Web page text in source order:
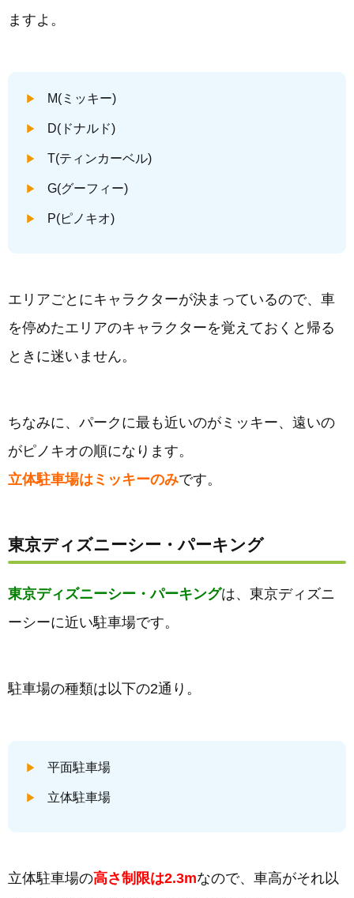
ますよ。
M(ミッキー)
D(ドナルド)
T(ティンカーベル)
G(グーフィー)
P(ピノキオ)
エリアごとにキャラクターが決まっているので、車
を停めたエリアのキャラクターを覚えておくと帰る
ときに迷いません。
ちなみに、パークに最も近いのがミッキー、遠いの
がピノキオの順になります。
立体駐車場はミッキーのみです。
東京ディズニーシー・パーキング
東京ディズニーシー・パーキングは、東京ディズニ
ーシーに近い駐車場です。
駐車場の種類は以下の2通り。
平面駐車場
立体駐車場
立体駐車場の高さ制限は2.3mなので、車高がそれ以